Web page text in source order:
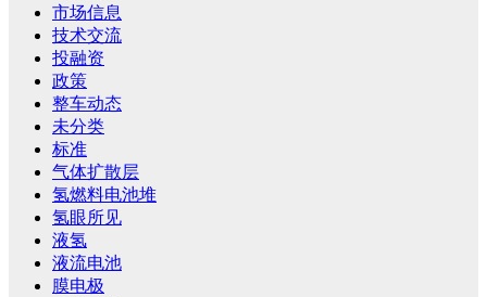
市场信息
技术交流
投融资
政策
整车动态
未分类
标准
气体扩散层
氢燃料电池堆
氢眼所见
液氢
液流电池
膜电极